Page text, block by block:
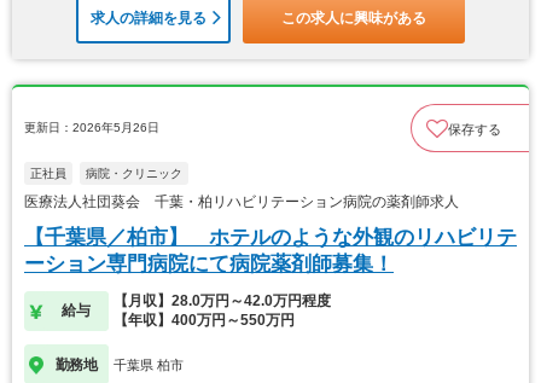
求人の詳細を見る この求人に興味がある
更新日：2026年5月26日 保存する
正社員 病院・クリニック
医療法人社団葵会 千葉・柏リハビリテーション病院の薬剤師求人
【千葉県／柏市】 ホテルのような外観のリハビリテ
ーション専門病院にて病院薬剤師募集！
給与
【月収】28.0万円～42.0万円程度
【年収】400万円～550万円
勤務地 千葉県 柏市